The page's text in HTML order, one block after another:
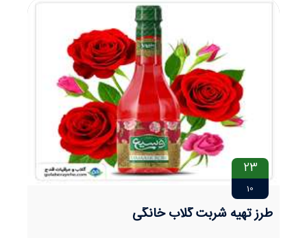
23
10
طرز تهیه شربت گلاب خانگی